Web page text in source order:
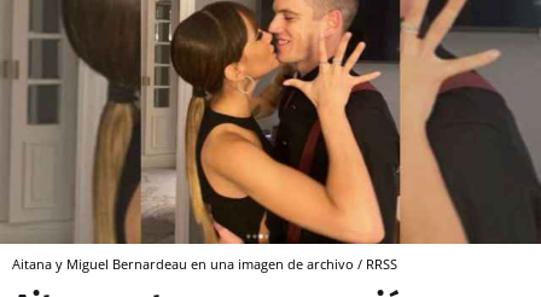
Aitana y Miguel Bernardeau en una imagen de archivo / RRSS